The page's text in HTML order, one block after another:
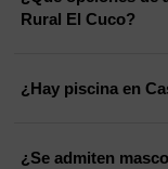
Rural El Cuco?
¿Hay piscina en
¿Se admiten